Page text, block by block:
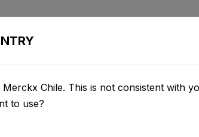
Chile. This is not consistent with
to use?